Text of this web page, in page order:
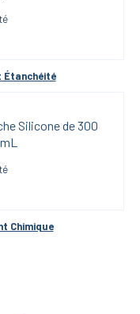
Étanchéité
Silicone de 300
Chimique